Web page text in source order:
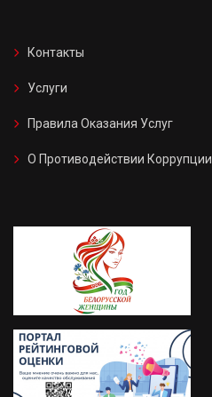
Контакты
Услуги
Правила Оказания Услуг
О Противодействии Коррупции